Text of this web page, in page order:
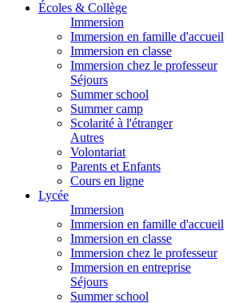
Écoles & Collège
Immersion
Immersion en famille d'accueil
Immersion en classe
Immersion chez le professeur
Séjours
Summer school
Summer camp
Scolarité à l'étranger
Autres
Volontariat
Parents et Enfants
Cours en ligne
Lycée
Immersion
Immersion en famille d'accueil
Immersion en classe
Immersion chez le professeur
Immersion en entreprise
Séjours
Summer school